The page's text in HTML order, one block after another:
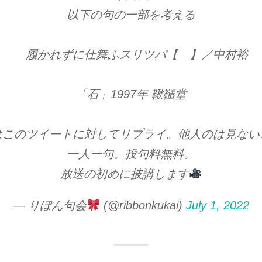
以下の句の一部を考える
履かれずに仕舞ふスリツパ【 】／中村裕
「石」1997年 鞦韆堂
のツイートに対してリプライ。他人のは見な
一人一句。投句料無料。
放送の初めに披講します
— りぼん句会 (@ribbonkukai) July 1, 2022